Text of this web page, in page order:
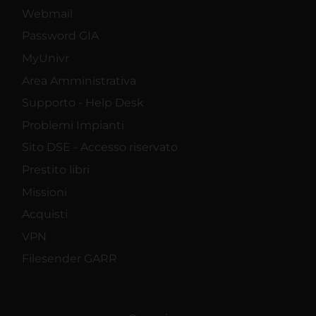
Webmail
Password GIA
MyUnivr
Area Amministrativa
Supporto - Help Desk
Problemi Impianti
Sito DSE - Accesso riservato
Prestito libri
Missioni
Acquisti
VPN
Filesender GARR